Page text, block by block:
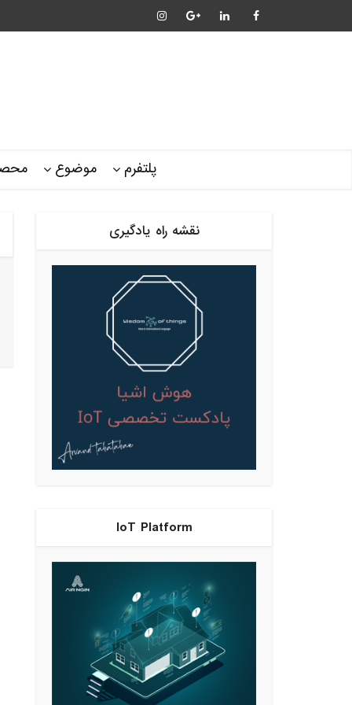
پلتفرم موضوع
نقشه راه یادگیری
IoT Platform